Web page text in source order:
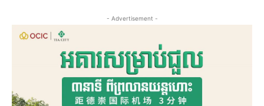
- Advertisement -